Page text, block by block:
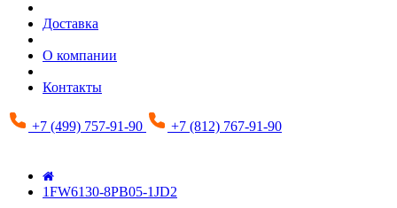
Доставка
О компании
Контакты
+7 (499) 757-91-90 +7 (812) 767-91-90
1FW6130-8PB05-1JD2